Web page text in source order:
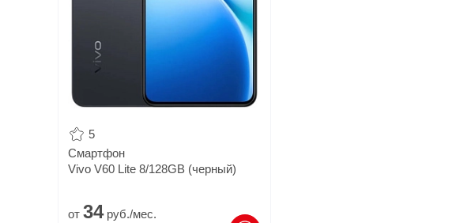
5
Смартфон
Vivo V60 Lite 8/128GB (черный)
от34руб./мес.